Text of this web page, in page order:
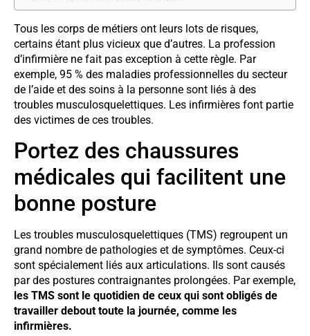
Tous les corps de métiers ont leurs lots de risques,
certains étant plus vicieux que d’autres. La profession
d’infirmière ne fait pas exception à cette règle. Par
exemple, 95 % des maladies professionnelles du secteur
de l’aide et des soins à la personne sont liés à des
troubles musculosquelettiques. Les infirmières font partie
des victimes de ces troubles.
Portez des chaussures
médicales qui facilitent une
bonne posture
Les troubles musculosquelettiques (TMS) regroupent un
grand nombre de pathologies et de symptômes. Ceux-ci
sont spécialement liés aux articulations. Ils sont causés
par des postures contraignantes prolongées. Par exemple,
les TMS sont le quotidien de ceux qui sont obligés de
travailler debout toute la journée, comme les
infirmières.